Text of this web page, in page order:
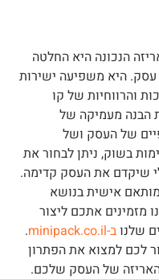
הנכונה היא החלטה
עסק. היא משפיעה ישירות
והרווחיות של קו
הבנה מעמיקה של
של העסק ושל
בשוק, ניתן לבחור את
שיקדם את העסק קדימה.
אישית בנושא
מזמינים אתכם ליצור
שלנו ב-minipack.co.il
.
לכם למצוא את הפתרון
של העסק שלכם.